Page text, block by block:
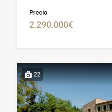
Precio
2.290.000€
22